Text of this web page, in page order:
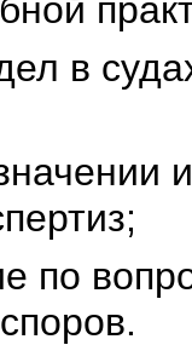
в
по